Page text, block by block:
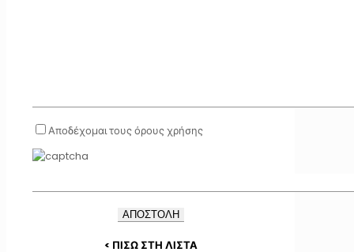
Αποδέχομαι τους όρους χρήσης
< ΠΙΣΩ ΣΤΗ ΛΙΣΤΑ